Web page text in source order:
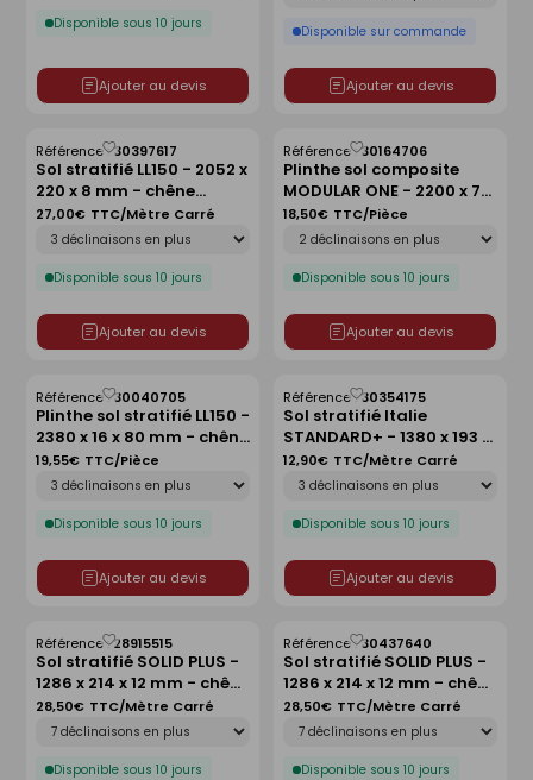
Disponible sous 10 jours
Ajouter au devis
Disponible sur commande
Ajouter au devis
Sol stratifié LL150 - 2052 x
220 x 8 mm - chêne
fissuré clair
Référence :30397617
Disponible sous 10 jours
27,00€ TTC/Mètre Carré
Ajouter au devis
Enregistrer
comme
liste
Plinthe sol composite
MODULAR ONE - 2200 x 70
x 16,5 mm - chêne pur
clair
Référence :30164706
Disponible sous 10 jours
18,50€ TTC/Pièce
Ajouter au devis
Enregistrer
comme
liste
Plinthe sol stratifié LL150 -
2380 x 16 x 80 mm - chêne
hangar à bateaux
Référence :30040705
Disponible sous 10 jours
19,55€ TTC/Pièce
Ajouter au devis
Enregistrer
comme
liste
Sol stratifié Italie
STANDARD+ - 1380 x 193 x
7 mm - chêne d'été beige
Référence :30354175
Disponible sous 10 jours
12,90€ TTC/Mètre Carré
Ajouter au devis
Enregistrer
comme
liste
Sol stratifié SOLID PLUS -
1286 x 214 x 12 mm - chêne
rafia
Référence :28915515
Disponible sous 10 jours
28,50€ TTC/Mètre Carré
Enregistrer
comme
liste
Sol stratifié SOLID PLUS -
1286 x 214 x 12 mm - chêne
namur
Référence :30437640
Disponible sous 10 jours
28,50€ TTC/Mètre Carré
Enregistrer
comme
liste